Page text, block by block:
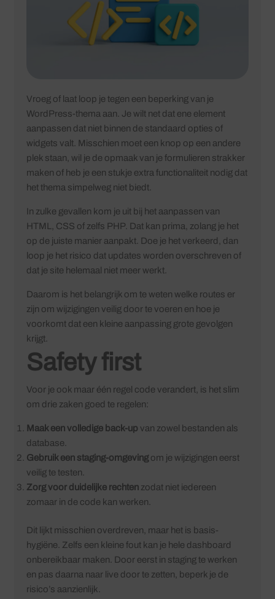
Vroeg of laat loop je tegen een beperking van je
WordPress-thema aan. Je wilt net dat ene element
aanpassen dat niet binnen de standaard opties of
widgets valt. Misschien moet een knop op een andere
plek staan, wil je de opmaak van je formulieren strakker
maken of heb je een stukje extra functionaliteit nodig dat
het thema simpelweg niet biedt.
In zulke gevallen kom je uit bij het aanpassen van
HTML, CSS of zelfs PHP. Dat kan prima, zolang je het
op de juiste manier aanpakt. Doe je het verkeerd, dan
loop je het risico dat updates worden overschreven of
dat je site helemaal niet meer werkt.
Daarom is het belangrijk om te weten welke routes er
zijn om wijzigingen veilig door te voeren en hoe je
voorkomt dat een kleine aanpassing grote gevolgen
krijgt.
Safety first
Voor je ook maar één regel code verandert, is het slim
om drie zaken goed te regelen:
Maak een volledige back-up van zowel bestanden als
database.
Gebruik een staging-omgevingom je wijzigingen eerst
veilig te testen.
Zorg voor duidelijke rechten zodat niet iedereen
zomaar in de code kan werken.
Dit lijkt misschien overdreven, maar het is basis-
hygiëne. Zelfs een kleine fout kan je hele dashboard
onbereikbaar maken. Door eerst in staging te werken
en pas daarna naar live door te zetten, beperk je de
risico’s aanzienlijk.